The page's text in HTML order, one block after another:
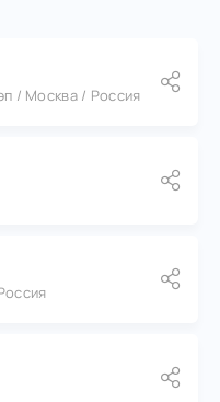
/ Москва / Россия